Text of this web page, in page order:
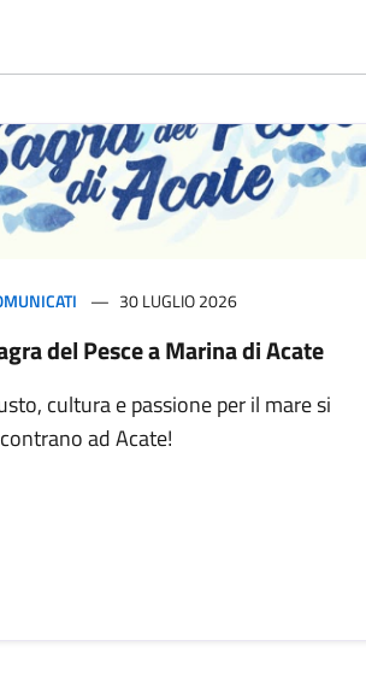
30 LUGLIO 2026
del Pesce a Marina di Acate
cultura e passione per il mare si
ad Acate!